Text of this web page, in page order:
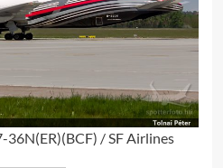
/ SF Airlines